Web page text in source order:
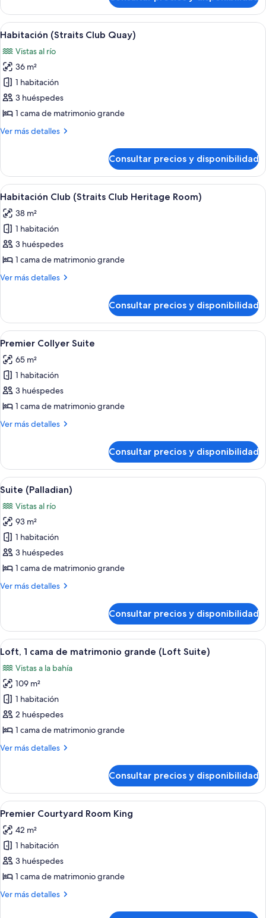
patio
(Straits
Club)
Club,
vistas
al
(Straits
Club)
Abrir
todas
las
fotos
de
Habitación
(Straits
Quay)
Habitación de hotel con una cama
10
Habitación (Straits Club Quay)
Vistas al río
36 m²
1 habitación
3 huéspedes
1 cama de matrimonio grande
Ver más detalles
Más
(Straits
Club
Quay)
Consultar precios y disponibilidad
Abrir
todas
las
fotos
de
Habitación
Club
Heritage
Room)
Habitación de hotel con una cama
9
Habitación Club (Straits Club Heritage Room)
38 m²
1 habitación
3 huéspedes
1 cama de matrimonio grande
Ver más detalles
Más
Club
(Straits
Club
Room)
Consultar precios y disponibilidad
Abrir
todas
las
fotos
de
Premier
Collyer
Habitación de hotel con una cama
12
Premier Collyer Suite
65 m²
1 habitación
3 huéspedes
1 cama de matrimonio grande
Ver más detalles
Más
Collyer
Suite
Consultar precios y disponibilidad
Abrir
todas
las
fotos
de
Suite
(Palladian)
Un dormitorio amplio con una cama
11
Suite (Palladian)
Vistas al río
93 m²
1 habitación
3 huéspedes
1 cama de matrimonio grande
Ver más detalles
Más
(Palladian)
Consultar precios y disponibilidad
Abrir
todas
las
fotos
de
Loft,
1
de
(Loft
Suite)
Un salón amplio con un ventanal
17
Loft, 1 cama de matrimonio grande (Loft Suite)
Vistas a la bahía
109 m²
1 habitación
2 huéspedes
1 cama de matrimonio grande
Ver más detalles
Más
1
cama
de
grande
(Loft
Suite)
Consultar precios y disponibilidad
Abrir
todas
las
fotos
de
Premier
Courtyard
Una habitación de hotel con cama,
6
Premier Courtyard Room King
42 m²
1 habitación
3 huéspedes
1 cama de matrimonio grande
Ver más detalles
Más